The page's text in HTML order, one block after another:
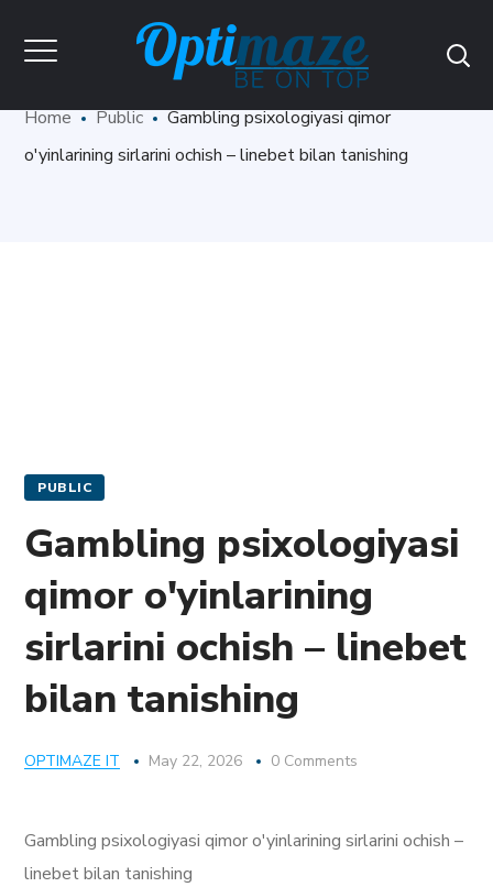
Blog
Home Public
Gambling psixologiyasi qimor
o'yinlarining sirlarini ochish – linebet bilan tanishing
PUBLIC
Gambling psixologiyasi
qimor o'yinlarining
sirlarini ochish – linebet
bilan tanishing
OPTIMAZE IT May 22, 2026 0 Comments
Gambling psixologiyasi qimor o'yinlarining sirlarini ochish –
linebet bilan tanishing